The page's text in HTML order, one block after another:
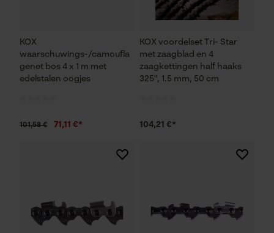
KOX
waarschuwings-/camoufla
genet bos 4 x 1 m met
edelstalen oogjes
101,58 € 71,11 €*
KOX voordelset Tri- Star
met zaagblad en 4
zaagkettingen half haaks
325", 1.5 mm, 50 cm
104,21 €*
Mouseflow Web Analytics Tool
Fact-Finder Tracking
Prestatie en functionele
Gepersonaliseerde homepage
Opgeslagen winkelwagen